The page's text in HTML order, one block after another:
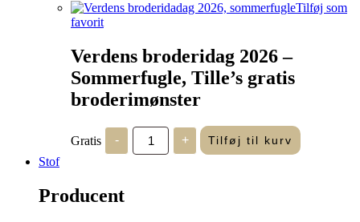
Tilføj som
favorit
Verdens broderidag 2026 –
Sommerfugle, Tille’s gratis
broderimønster
Gratis -
Verdens
broderidag
2026
+ Tilføj til kurv
Stof
Producent